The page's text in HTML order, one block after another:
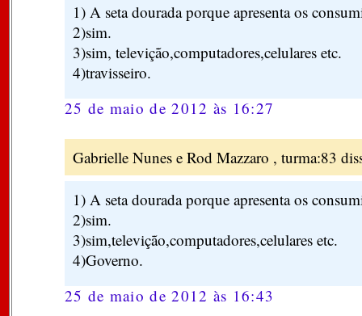
1) A seta dourada porque apresenta os
2)sim.
3)sim, televição,computadores,celulares etc.
4)travisseiro.
25 de maio de 2012 às 16:27
Gabrielle Nunes e Rod Mazzaro , turma:83
1) A seta dourada porque apresenta os
2)sim.
3)sim,televição,computadores,celulares etc.
4)Governo.
25 de maio de 2012 às 16:43